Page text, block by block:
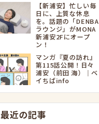
【新浦安】忙しい毎
日に、上質な休息
を。話題の「DENBA
ラウンジ」がMONA
新浦安2Fにオープ
ン！
マンガ『夏の訪れ』
第115話公開！日々
浦安（前田 海）｜ベ
イちばinfo
最近の記事